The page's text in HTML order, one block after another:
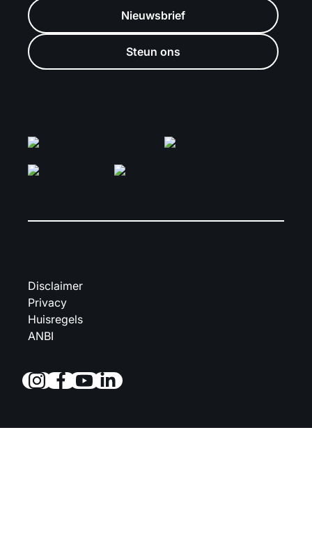
Nieuwsbrief
Steun ons
Disclaimer
Privacy
Huisregels
ANBI